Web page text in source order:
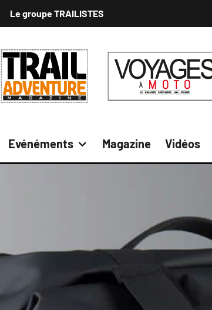
Le groupe TRAILISTES
Evénéments Magazine Vidéos